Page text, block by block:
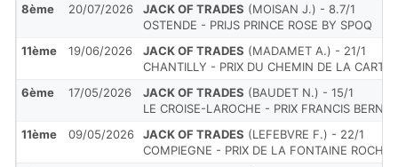
8ème 20/07/2026 JACK OF TRADES (MOISAN J.) - 8.7/1
OSTENDE - PRIJS PRINCE ROSE BY SPOQ
11ème
19/06/2026 JACK OF TRADES (MADAMET A.) - 21/1
CHANTILLY - PRIX DU CHEMIN DE LA
6ème
17/05/2026 JACK OF TRADES (BAUDET N.) - 15/1
LE CROISE-LAROCHE - PRIX FRANCIS
11ème
09/05/2026 JACK OF TRADES (LEFEBVRE F.) - 22/1
COMPIEGNE - PRIX DE LA FONTAINE ROCH